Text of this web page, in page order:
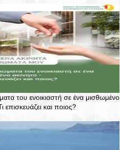
του ενοικιαστή σε ένα μισθωμένο
επισκευάζει και ποιος?